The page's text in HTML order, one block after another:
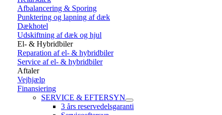
Afbalancering & Sporing
Punktering og lapning af dæk
Dækhotel
Udskiftning af dæk og hjul
El- & Hybridbiler
Reparation af el- & hybridbiler
Service af el- & hybridbiler
Aftaler
Vejhjælp
Finansiering
SERVICE & EFTERSYN
3 års reservedelsgaranti